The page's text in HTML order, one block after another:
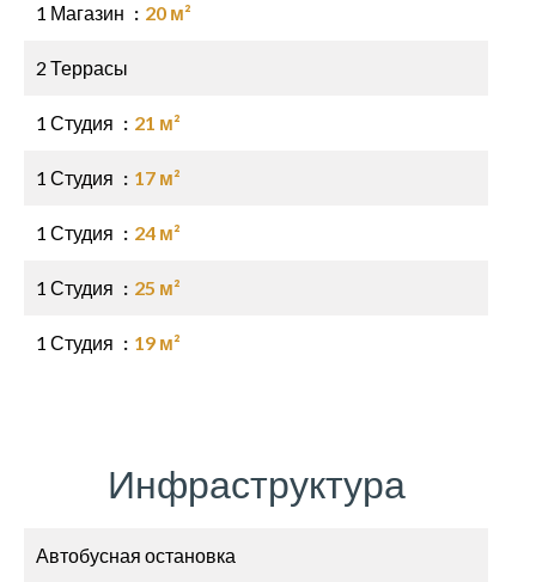
1 Магазин 20 м²
2 Террасы
1 Студия 21 м²
1 Студия 17 м²
1 Студия 24 м²
1 Студия 25 м²
1 Студия 19 м²
Инфраструктура
Автобусная остановка